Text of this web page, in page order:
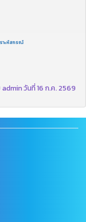
ะห์สกรณ์
admin วันที่ 16 ก.ค. 2569